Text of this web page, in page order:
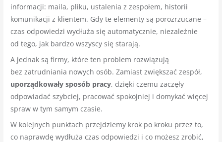
informacji: maila, pliku, ustalenia z zespołem, historii
komunikacji z klientem. Gdy te elementy są porozrzucane –
czas odpowiedzi wydłuża się automatycznie, niezależnie
od tego, jak bardzo wszyscy się starają.
A jednak są firmy, które ten problem rozwiązują
bez zatrudniania nowych osób. Zamiast zwiększać zespół,
uporządkowały sposób pracy, dzięki czemu zaczęły
odpowiadać szybciej, pracować spokojniej i domykać więcej
spraw w tym samym czasie.
W kolejnych punktach przejdziemy krok po kroku przez to,
co naprawdę wydłuża czas odpowiedzi i co możesz zrobić,